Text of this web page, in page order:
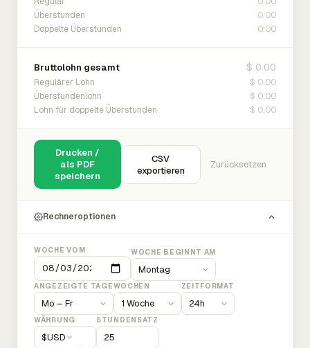
Überstunden 0:00
Doppelte Überstunden 0:00
Bruttolohn gesamt $ 0.00
Regulärer Lohn $ 0.00
Überstundenlohn $ 0.00
Lohn für doppelte Überstunden $ 0.00
Drucken /
als PDF
speichern
CSV
exportieren
Zurücksetzen
Rechneroptionen
WOCHE VOM WOCHE BEGINNT AM
ANGEZEIGTE TAGEWOCHEN ZEITFORMAT
WÄHRUNG
$USD
STUNDENSATZ